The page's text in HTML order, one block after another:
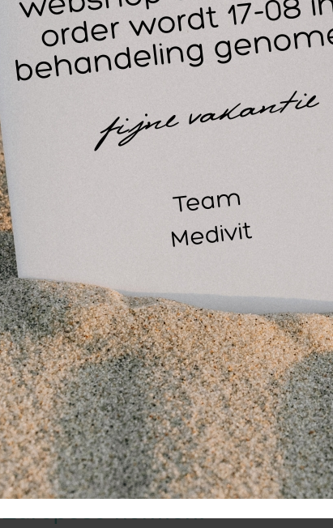
- Dun en poedervrij: Comfortabel in gebruik zonder
- Universeel inzetbaar: Geschikt voor zowel links- als
- Verbeterde grip: Geruwde vingertoppen zorgen voor
omstandigheden.
- Sterk en flexibel: Met een opgerolde rand voor extra
- Latexvrij: Ideaal voor mensen met een latexallergie.
- Hoog veiligheidsniveau: Virale barrière-
Beschikbaarheid en
De blauwe nitrile handschoenen zijn beschikbaar in
Large (XL). Dankzij de duidelijke kleurmarkeringen op
zijn perfect voor eenmalig gebruik in medische
toepassingen.
Gebruikstips:
Trek de handschoenen voorzichtig aan en vermijd bij
handschoen. Dit helpt om (kruis)besmetting te
Certificeringen:
Hekamed Soft Nitrile
Europese normen: